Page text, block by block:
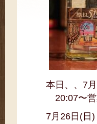
本日、、7
20:07〜営
7月26日(日)